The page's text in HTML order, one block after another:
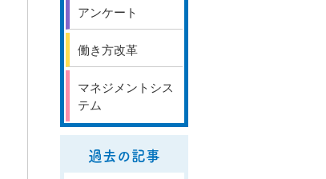
アンケート
働き方改革
マネジメントシス
テム
過去の記事